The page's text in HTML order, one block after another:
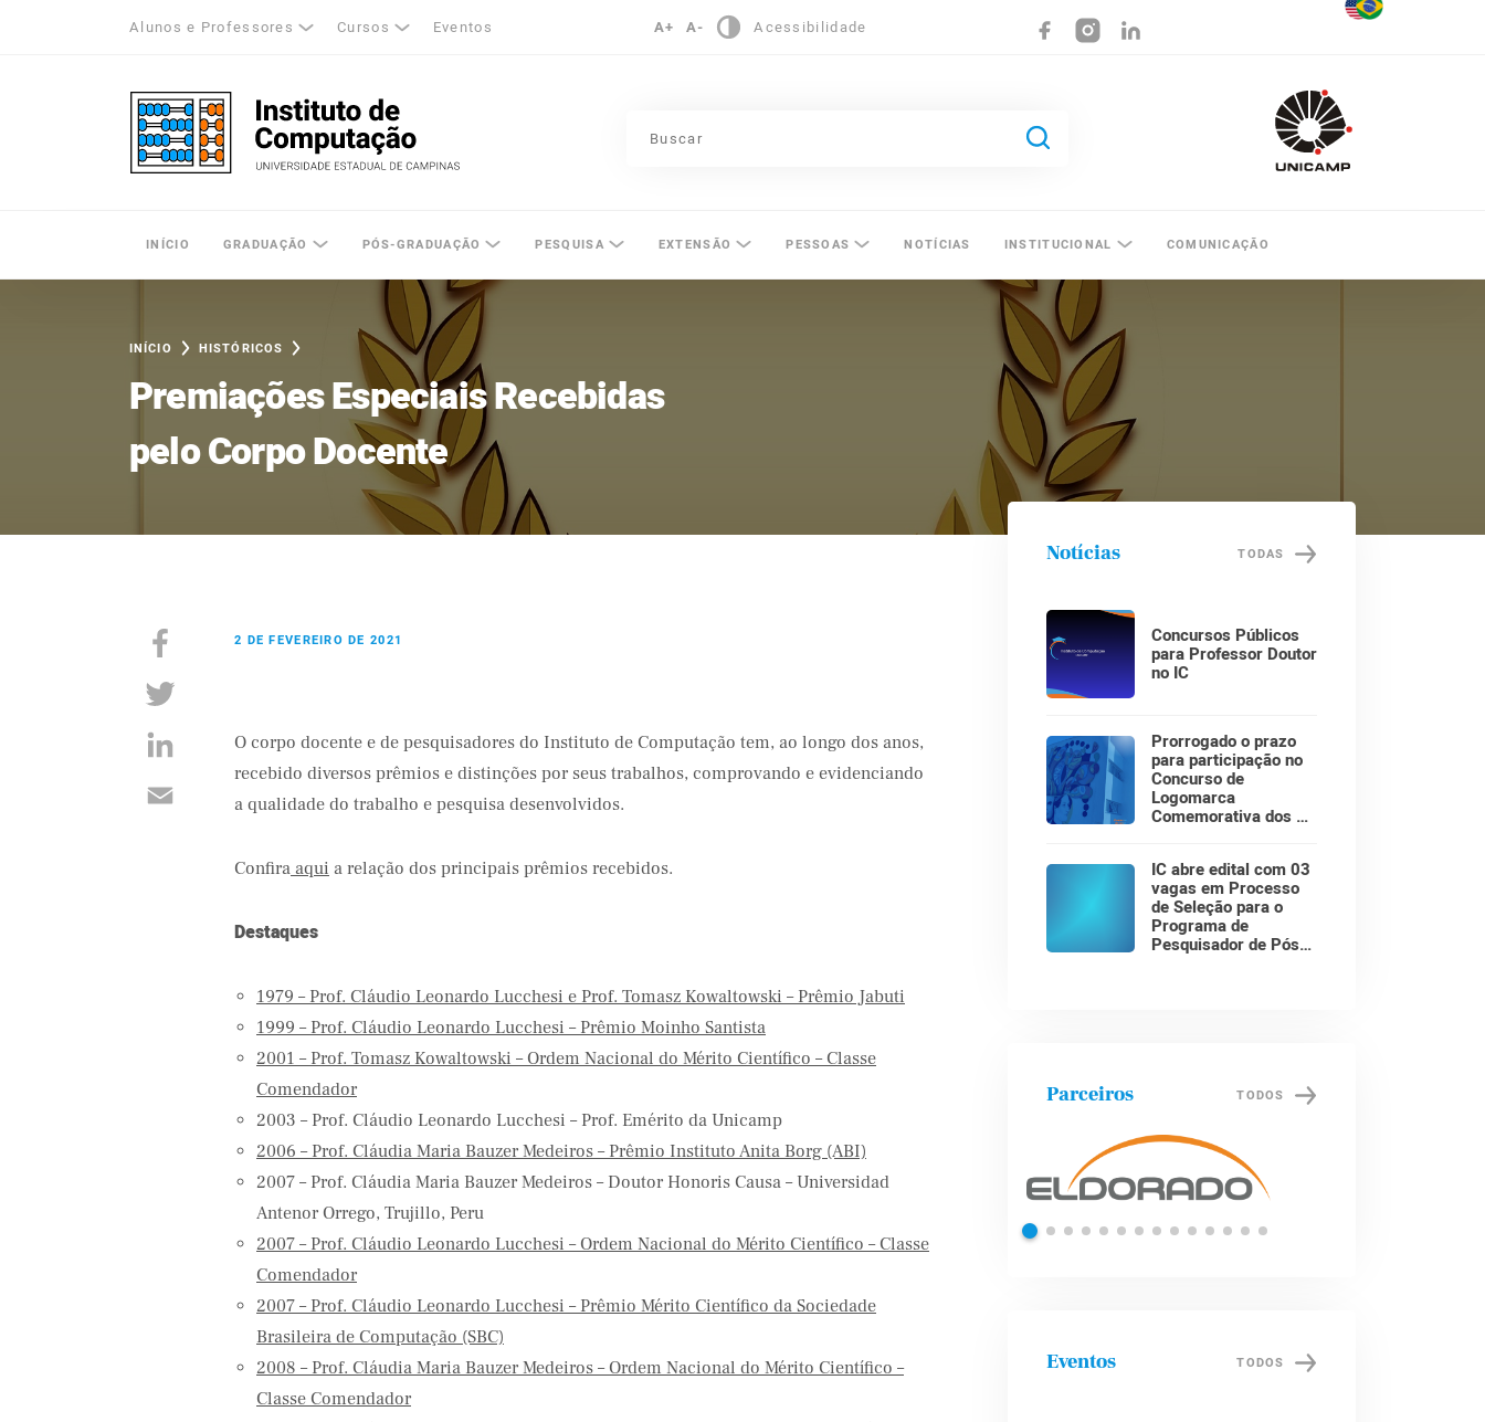
Alunos e Professores Cursos Eventos A+ A- Acessibilidade
Unicamp - Universidade Estadual de Campinas
INÍCIO GRADUAÇÃO PÓS-GRADUAÇÃO PESQUISA EXTENSÃO PESSOAS NOTÍCIAS INSTITUCIONAL COMUNICAÇÃO
INÍCIO HISTÓRICOS
Premiações Especiais Recebidas
pelo Corpo Docente
2 DE FEVEREIRO DE 2021
O corpo docente e de pesquisadores do Instituto de Computação tem, ao longo dos anos,
recebido diversos prêmios e distinções por seus trabalhos, comprovando e evidenciando
a qualidade do trabalho e pesquisa desenvolvidos.
Confira aqui a relação dos principais prêmios recebidos.
Destaques
1979 – Prof. Cláudio Leonardo Lucchesi e Prof. Tomasz Kowaltowski – Prêmio Jabuti
1999 – Prof. Cláudio Leonardo Lucchesi – Prêmio Moinho Santista
2001 – Prof. Tomasz Kowaltowski – Ordem Nacional do Mérito Científico – Classe
Comendador
2003 – Prof. Cláudio Leonardo Lucchesi – Prof. Emérito da Unicamp
2006 – Prof. Cláudia Maria Bauzer Medeiros – Prêmio Instituto Anita Borg (ABI)
2007 – Prof. Cláudia Maria Bauzer Medeiros – Doutor Honoris Causa – Universidad
Antenor Orrego, Trujillo, Peru
2007 – Prof. Cláudio Leonardo Lucchesi – Ordem Nacional do Mérito Científico – Classe
Comendador
2007 – Prof. Cláudio Leonardo Lucchesi – Prêmio Mérito Científico da Sociedade
Brasileira de Computação (SBC)
2008 – Prof. Cláudia Maria Bauzer Medeiros – Ordem Nacional do Mérito Científico –
Classe Comendador
Notícias TODAS
Concursos Públicos
para Professor Doutor
no IC
Prorrogado o prazo
para participação no
Concurso de
Logomarca
Comemorativa dos 30
IC abre edital com 03
vagas em Processo
de Seleção para o
Programa de
Pesquisador de Pós-
Parceiros TODOS
ifood Banco Santander Petrobras
Eventos TODOS